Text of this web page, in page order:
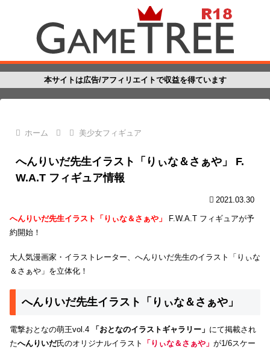
本サイトは広告/アフィリエイトで収益を得ています
ホーム 美少女フィギュア
へんりいだ先生イラスト「りぃな＆さぁや」 F.
W.A.T フィギュア情報
2021.03.30
へんりいだ先生イラスト「りぃな＆さぁや」
F.W.A.T フィギュアが予
約開始！
大人気漫画家・イラストレーター、へんりいだ先生のイラスト「りぃな
＆さぁや」を立体化！
へんりいだ先生イラスト「りぃな＆さぁや」
電撃おとなの萌王vol.4 「おとなのイラストギャラリー」 にて掲載され
たへんりいだ氏のオリジナルイラスト 「りぃな＆さぁや」 が1/6スケー